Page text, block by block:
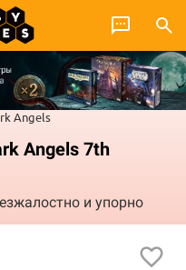
Angels
Angels 7th
и упорно